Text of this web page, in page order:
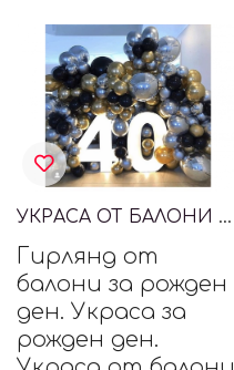
УКРАСА ОТ БАЛОНИ ЗА РОЖДЕН ДЕН
Гирлянд от
балони за рожден
ден. Украса за
рожден ден.